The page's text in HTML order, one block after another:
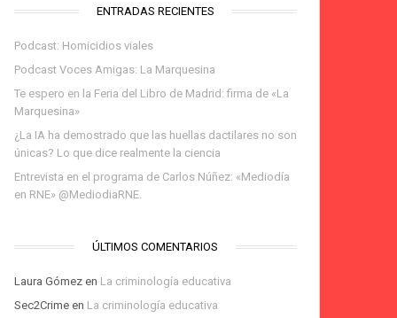
ENTRADAS RECIENTES
Podcast: Homicidios viales
Podcast Voces Amigas: La Marquesina
Te espero en la Feria del Libro de Madrid: firma de «La
Marquesina»
¿La IA ha demostrado que las huellas dactilares no son
únicas? Lo que dice realmente la ciencia
Entrevista en el programa de Carlos Núñez: «Mediodía
en RNE» @MediodiaRNE.
ÚLTIMOS COMENTARIOS
Laura Gómezen La criminología educativa
Sec2Crimeen La criminología educativa